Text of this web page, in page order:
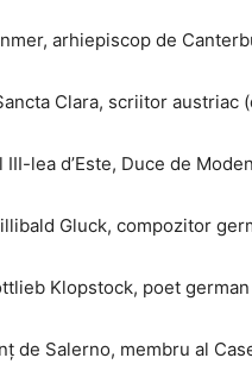
arhiepiscop de
Clara, scriitor austriac
lea d’Este, Duce de
Gluck, compozitor
Klopstock, poet german
de Salerno, membru al